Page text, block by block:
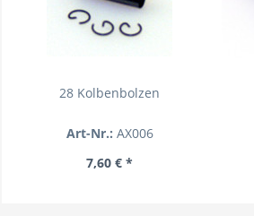
28 Kolbenbolzen
Art-Nr.: AX006
7,60 € *